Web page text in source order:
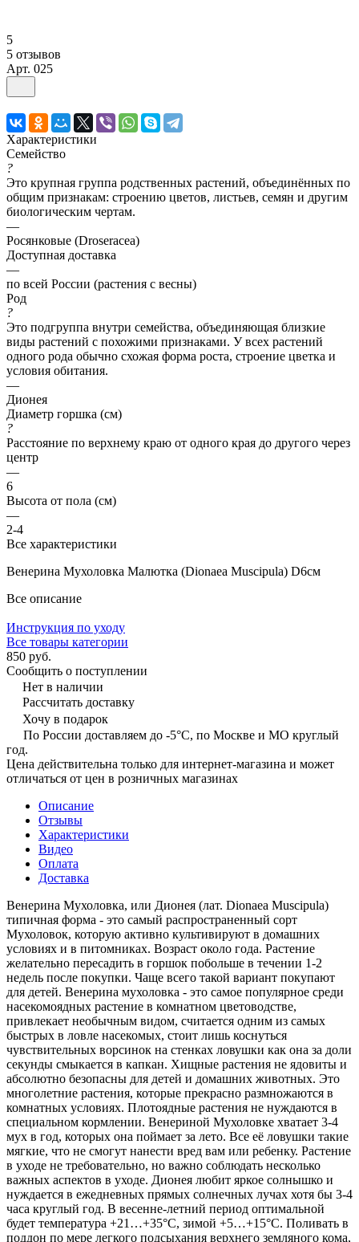
5
5 отзывов
Арт. 025
Характеристики
Семейство
?
Это крупная группа родственных растений, объединённых по
общим признакам: строению цветов, листьев, семян и другим
биологическим чертам.
—
Росянковые (Droseracea)
Доступная доставка
—
по всей России (растения с весны)
Род
?
Это подгруппа внутри семейства, объединяющая близкие
виды растений с похожими признаками. У всех растений
одного рода обычно схожая форма роста, строение цветка и
условия обитания.
—
Дионея
Диаметр горшка (см)
?
Расстояние по верхнему краю от одного края до другого через
центр
—
6
Высота от пола (см)
—
2-4
Все характеристики
Венерина Мухоловка Малютка (Dionaea Muscipula) D6см
Все описание
Инструкция по уходу
Все товары категории
850 руб.
Сообщить о поступлении
Нет в наличии
Рассчитать доставку
Хочу в подарок
По России доставляем до -5°C, по Москве и МО круглый
год.
Цена действительна только для интернет-магазина и может
отличаться от цен в розничных магазинах
Описание
Отзывы
Характеристики
Видео
Оплата
Доставка
Венерина Мухоловка, или Дионея (лат. Dionaea Muscipula)
типичная форма - это самый распространенный сорт
Мухоловок, которую активно культивируют в домашних
условиях и в питомниках. Возраст около года. Растение
желательно пересадить в горшок побольше в течении 1-2
недель после покупки. Чаще всего такой вариант покупают
для детей. Венерина мухоловка - это самое популярное среди
насекомоядных растение в комнатном цветоводстве,
привлекает необычным видом, считается одним из самых
быстрых в ловле насекомых, стоит лишь коснуться
чувствительных ворсинок на стенках ловушки как она за доли
секунды смыкается в капкан. Хищные растения не ядовиты и
абсолютно безопасны для детей и домашних животных. Это
многолетние растения, которые прекрасно размножаются в
комнатных условиях. Плотоядные растения не нуждаются в
специальном кормлении. Венериной Мухоловке хватает 3-4
мух в год, которых она поймает за лето. Все её ловушки такие
мягкие, что не смогут нанести вред вам или ребенку. Растение
в уходе не требовательно, но важно соблюдать несколько
важных аспектов в уходе. Дионея любит яркое солнышко и
нуждается в ежедневных прямых солнечных лучах хотя бы 3-4
часа круглый год. В весенне-летний период оптимальной
будет температура +21…+35°C, зимой +5…+15°C. Поливать в
поддон по мере легкого подсыхания верхнего земляного кома,